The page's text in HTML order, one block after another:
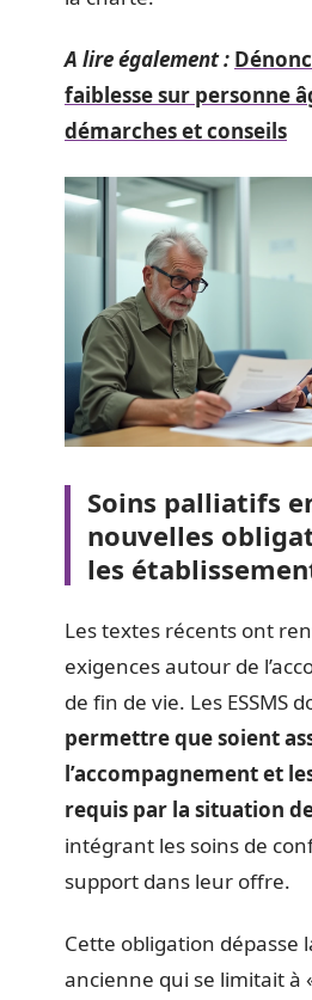
A lire également :
faiblesse sur personne
démarches et conseils
Soins palliatifs
nouvelles
les
Les textes récents ont
exigences autour de
de fin de vie. Les ESSMS
permettre que soient
l’accompagnement et
requis par la situation
intégrant les soins de
support dans leur offre.
Cette obligation dépasse
ancienne qui se limitait à